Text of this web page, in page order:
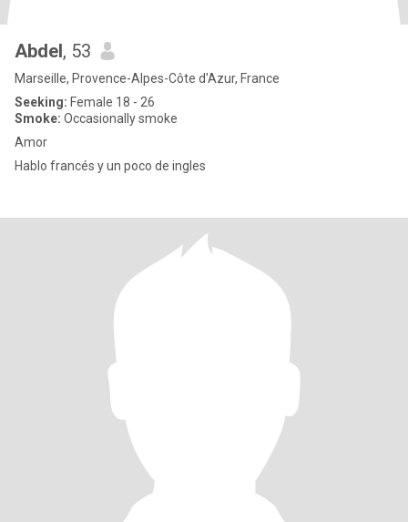
Abdel, 53
Marseille, Provence-Alpes-Côte d'Azur, France
Seeking: Female 18 - 26
Smoke: Occasionally smoke
Amor
Hablo francés y un poco de ingles